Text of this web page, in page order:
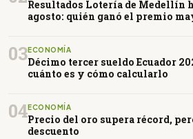
Resultados Lotería de Medellín
agosto: quién ganó el premio
03ECONOMÍA
Décimo tercer sueldo Ecuador
cuánto es y cómo calcularlo
04ECONOMÍA
Precio del oro supera récord,
descuento